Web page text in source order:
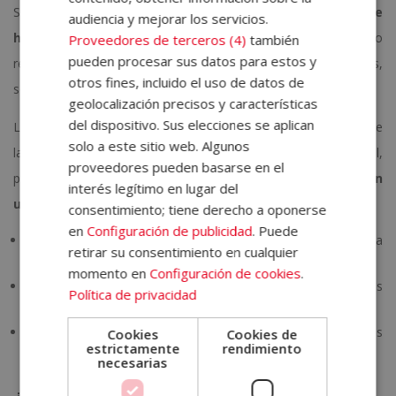
Si hay algo que caracteriza el
trabajo en la recepción de
hotel
eso es el horario. Todos sabemos que este empleo
requiere adaptarse a diferentes periodos que, en muchos casos,
son rotativos.
Los turnos de estos recepcionistas pueden variar en función de
la empresa y las condiciones del puesto, pero en general,
podemos hacer estadivisión de horarios de recepción en
un hotel:
Turno de mañana:se extiende de las 07:00h / 08:00h hasta
las 15:00h / 16:00h.
puede ser de las 15:00h / 16:00h hasta las
Turno de noche: suele ir desde las 23:00h / 00:00h hasta las
07:00h / 08:00h.
audiencia y mejorar los servicios.
Proveedores de terceros (4) también
pueden procesar sus datos para estos y
otros fines, incluido el uso de datos de
geolocalización precisos y características
del dispositivo. Sus elecciones se aplican
solo a este sitio web. Algunos
proveedores pueden basarse en el
interés legítimo en lugar del
consentimiento; tiene derecho a oponerse
enConfiguración de publicidad. Puede
retirar su consentimiento en cualquier
momento enConfiguración de cookies.
Política de privacidad
Cookies
estrictamente
necesarias
Cookies de
rendimiento